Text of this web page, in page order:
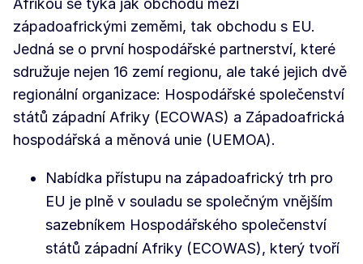
Afrikou se týká jak obchodu mezi
západoafrickými zeměmi, tak obchodu s EU.
Jedná se o první hospodářské partnerství, které
sdružuje nejen 16 zemí regionu, ale také jejich dvě
regionální organizace: Hospodářské společenství
států západní Afriky (ECOWAS) a Západoafrická
hospodářská a měnová unie (UEMOA).
Nabídka přístupu na západoafrický trh pro
EU je plně v souladu se společným vnějším
sazebníkem Hospodářského společenství
států západní Afriky (ECOWAS), který tvoří